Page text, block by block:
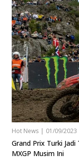
Hot News 01/09/2023
Grand Prix Turki
MXGP Musim Ini